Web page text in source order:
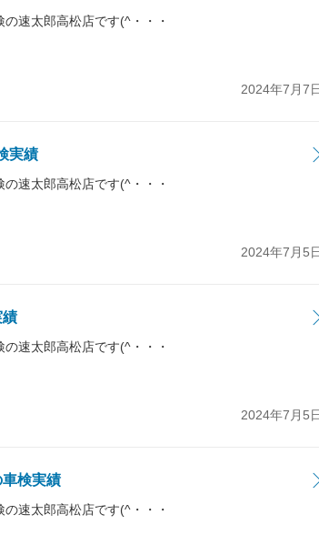
速太郎高松店です(^・・・
2024年7月7
実績
速太郎高松店です(^・・・
2024年7月5
績
速太郎高松店です(^・・・
2024年7月5
検実績
速太郎高松店です(^・・・